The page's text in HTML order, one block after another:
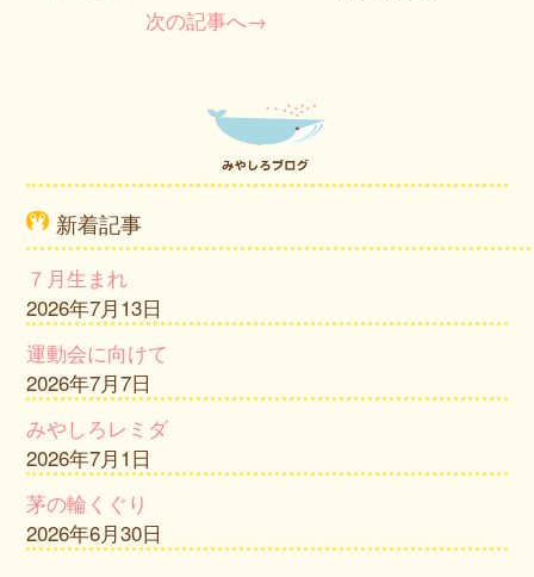
次の記事へ→
新着記事
７月生まれ
2026年7月13日
運動会に向けて
2026年7月7日
みやしろレミダ
2026年7月1日
茅の輪くぐり
2026年6月30日